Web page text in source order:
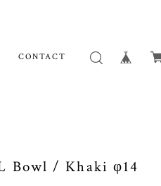
CONTACT
Bowl / Khaki φ14